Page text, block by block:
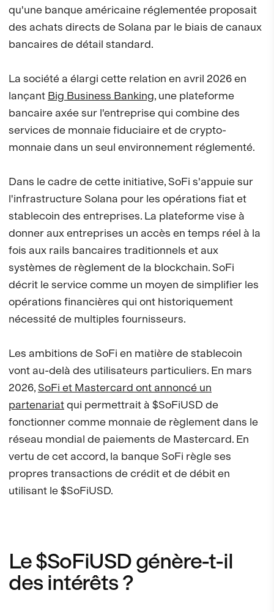
qu'une banque américaine réglementée proposait
des achats directs de Solana par le biais de canaux
bancaires de détail standard.
La société a élargi cette relation en avril 2026 en
lançant Big Business Banking, une plateforme
bancaire axée sur l'entreprise qui combine des
services de monnaie fiduciaire et de crypto-
monnaie dans un seul environnement réglementé.
Dans le cadre de cette initiative, SoFi s'appuie sur
l'infrastructure Solana pour les opérations fiat et
stablecoin des entreprises. La plateforme vise à
donner aux entreprises un accès en temps réel à la
fois aux rails bancaires traditionnels et aux
systèmes de règlement de la blockchain. SoFi
décrit le service comme un moyen de simplifier les
opérations financières qui ont historiquement
nécessité de multiples fournisseurs.
Les ambitions de SoFi en matière de stablecoin
vont au-delà des utilisateurs particuliers. En mars
2026,SoFi et Mastercard ont annoncé un
partenariatqui permettrait à $SoFiUSD de
fonctionner comme monnaie de règlement dans le
réseau mondial de paiements de Mastercard. En
vertu de cet accord, la banque SoFi règle ses
propres transactions de crédit et de débit en
utilisant le $SoFiUSD.
Le $SoFiUSD génère-t-il
des intérêts ?